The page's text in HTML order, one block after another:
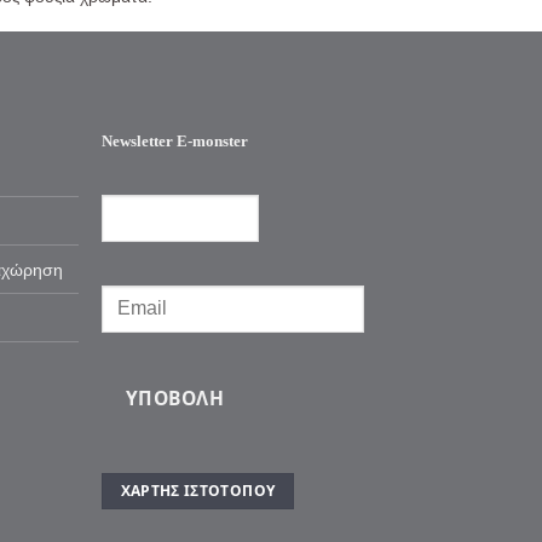
Newsletter E-monster
ΥΠΟΒΟΛΉ
ΧΆΡΤΗΣ ΙΣΤΌΤΟΠΟΥ